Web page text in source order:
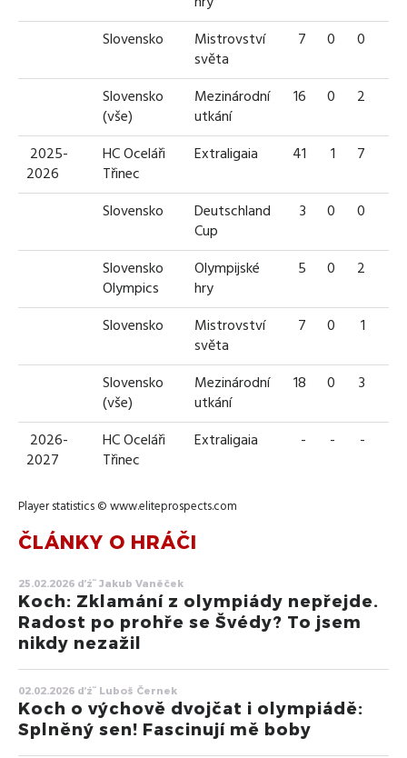
Slovensko
Mistrovství
světa
7 0 0
Slovensko
(vše)
Mezinárodní
utkání
16 0 2
2025-
2026
HC Oceláři
Třinec
Extraligaia 41 1 7
Slovensko
Deutschland
Cup
3 0 0
Slovensko
Olympics
Olympijské
hry
5 0 2
Slovensko
Mistrovství
světa
7 0 1
Slovensko
(vše)
Mezinárodní
utkání
18 0 3
2026-
2027
HC Oceláři
Třinec
Extraligaia - - -
Player statistics ©www.eliteprospects.com
ČLÁNKY O HRÁČI
25.02.2026 ďż˝ Jakub Vaněček
Koch: Zklamání z olympiády nepřejde.
Radost po prohře se Švédy? To jsem
nikdy nezažil
02.02.2026 ďż˝ Luboš Černek
Koch o výchově dvojčat i olympiádě:
Splněný sen! Fascinují mě boby